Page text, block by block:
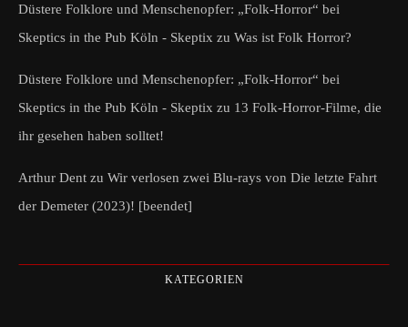
Düstere Folklore und Menschenopfer: „Folk-Horror“ bei
Skeptics in the Pub Köln - Skeptix zu Was ist Folk Horror?
Düstere Folklore und Menschenopfer: „Folk-Horror“ bei
Skeptics in the Pub Köln - Skeptix zu 13 Folk-Horror-Filme, die
ihr gesehen haben solltet!
Arthur Dent zu Wir verlosen zwei Blu-rays von Die letzte Fahrt
der Demeter (2023)! [beendet]
KATEGORIEN